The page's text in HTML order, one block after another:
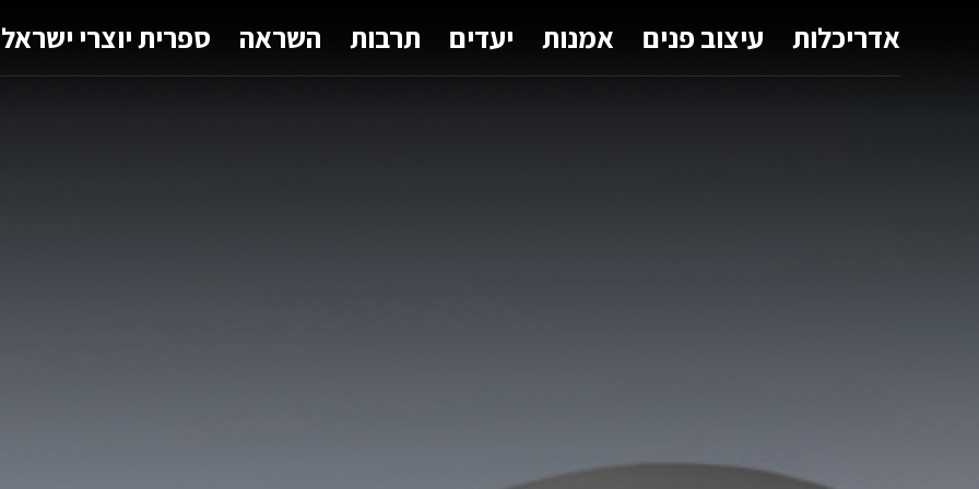
אדריכלות עיצוב פנים אמנות יעדים תרבות השראה ספרית יוצרי ישראל